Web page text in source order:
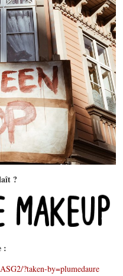
?
:
?taken-by=plumedaure